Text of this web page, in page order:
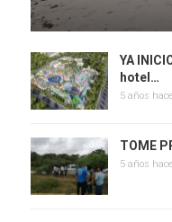
YA
hotel…
5 años hace
TOME
5 años hace